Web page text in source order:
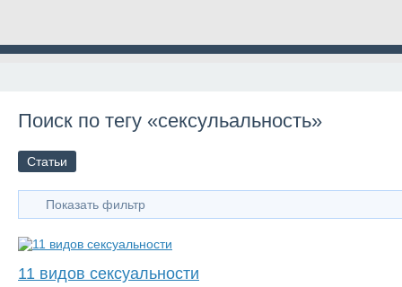
Поиск по тегу «сексульальность»
Статьи
Показать фильтр
11 видов сексуальности